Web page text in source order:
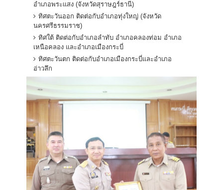
อำเภอพระแสง (จังหวัดสุราษฎร์ธานี)
ทิศตะวันออก ติดต่อกับอำเภอทุ่งใหญ่ (จังหวัด
นครศรีธรรมราช)
ทิศใต้ ติดต่อกับอำเภอลำทับ อำเภอคลองท่อม อำเภอ
เหนือคลอง และอำเภอเมืองกระบี่
ทิศตะวันตก ติดต่อกับอำเภอเมืองกระบี่และอำเภอ
อ่าวลึก